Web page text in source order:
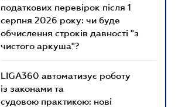
податкових перевірок після 1
серпня 2026 року: чи буде
обчислення строків давності "з
чистого аркуша"?
LIGA360 автоматизує роботу
із законами та
судовою практикою: нові